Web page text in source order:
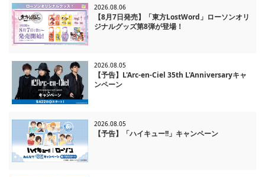
2026.08.06
【8月7日発売】「東方LostWord」ローソンオリ
ジナルグッズ第8弾が登場！
2026.08.05
【予告】L'Arc-en-Ciel 35th L'Anniversaryキャ
ンペーン
2026.08.05
【予告】「ハイキュー!!」キャンペーン